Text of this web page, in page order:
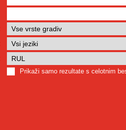
Prikaži samo rezultate s celotnim